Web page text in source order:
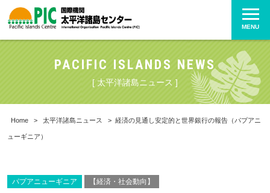
MENU
PACIFIC ISLANDS NEWS
[ 太平洋諸島ニュース ]
Home > 太平洋諸島ニュース > 経済の見通し安定的と世界銀行の報告（パプアニ
ューギニア）
パプアニューギニア 【経済・社会動向】